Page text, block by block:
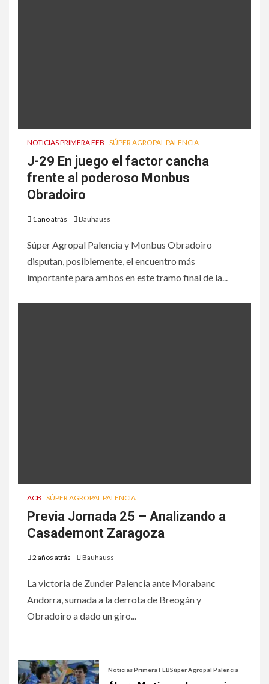
NOTICIAS PRIMERA FEB SÚPER AGROPAL PALENCIA
J-29 En juego el factor cancha
frente al poderoso Monbus
Obradoiro
1 año atrás Bauhauss
Súper Agropal Palencia y Monbus Obradoiro
disputan, posiblemente, el encuentro más
importante para ambos en este tramo final de la...
ACB SÚPER AGROPAL PALENCIA
Previa Jornada 25 – Analizando a
Casademont Zaragoza
2 años atrás Bauhauss
La victoria de Zunder Palencia ante Morabanc
Andorra, sumada a la derrota de Breogán y
Obradoiro a dado un giro...
Noticias Primera FEBSúper Agropal Palencia